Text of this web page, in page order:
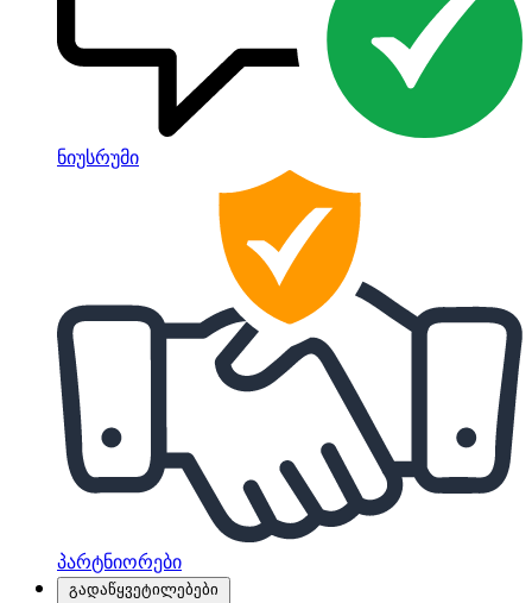
ნიუსრუმი
პარტნიორები